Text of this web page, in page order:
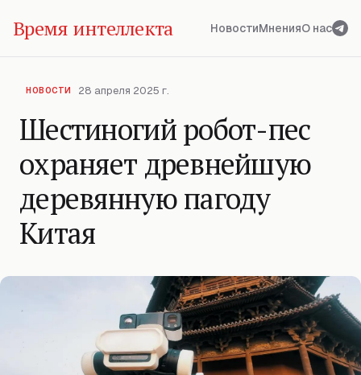
Время интеллекта НовостиМненияО нас
НОВОСТИ 28 апреля 2025 г.
Шестиногий робот-пес
охраняет древнейшую
деревянную пагоду
Китая